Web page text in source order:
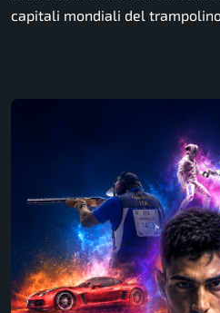
capitali mondiali del